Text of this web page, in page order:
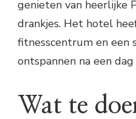
genieten van heerlijke
drankjes. Het hotel
fitnesscentrum en een
ontspannen na een
Wat te